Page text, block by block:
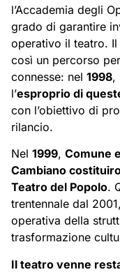
l’Accademia degli
grado di garantire
operativo il teatro.
così un percorso
connesse: nel 1998,
l’esproprio di
con l’obiettivo di
rilancio.
Nel 1999, Comune
Cambiano
Teatro del Popolo.
trentennale dal
operativa della
trasformazione
Il teatro venne